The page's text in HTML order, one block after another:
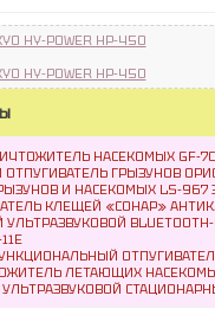
HY-POWER HP-450
HY-POWER HP-450
НАСЕКОМЫХ GF-
ОТПУГИВАТЕЛЬ ГРЫЗУНОВ
И НАСЕКОМЫХ LS-967
КЛЕЩЕЙ «СОНАР»
ЛЕТАЮЩИХ